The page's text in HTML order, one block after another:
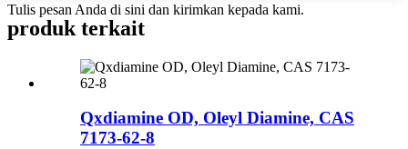
Tulis pesan Anda di sini dan kirimkan kepada kami.
produk terkait
Qxdiamine OD, Oleyl Diamine, CAS
7173-62-8